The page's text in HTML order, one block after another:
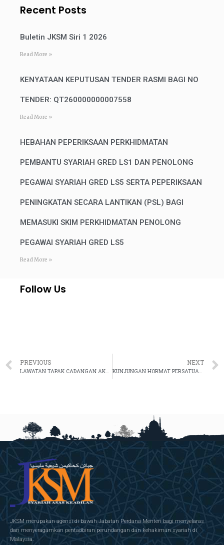
Recent Posts
Buletin JKSM Siri 1 2026
Read More »
KENYATAAN KEPUTUSAN TENDER RASMI BAGI NO
TENDER: QT260000000007558
Read More »
HEBAHAN PEPERIKSAAN PERKHIDMATAN
PEMBANTU SYARIAH GRED LS1 DAN PENOLONG
PEGAWAI SYARIAH GRED LS5 SERTA PEPERIKSAAN
PENINGKATAN SECARA LANTIKAN (PSL) BAGI
MEMASUKI SKIM PERKHIDMATAN PENOLONG
PEGAWAI SYARIAH GRED LS5
Read More »
Follow Us
PREVIOUS
LAWATAN TAPAK CADANGAN AKADEMI KEHAKIMAN SYARIAH MALAYSIA (AKSM) DI KEM PERMATA RESORT, ALOR GAJAH, MELAKA
NEXT
KUNJUNGAN HORMAT PERSATUAN PEGUAM SYARIE MALAYSIA (PGSM) KE JKSM
JKSM merupakan agensi di bawah Jabatan Perdana Menteri bagi menyelaras
dan menyeragamkan pentadbiran perundangan dan kehakiman syariah di
Malaysia.